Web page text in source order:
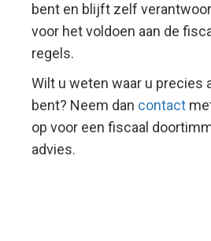
bent en blijft zelf
voor het voldoen aan de
regels.
Wilt u weten waar u precies
bent? Neem dan contact
op voor een fiscaal
advies.